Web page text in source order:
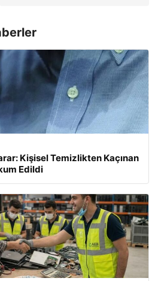
Kişisel Temizlikten Kaçınan
Edildi